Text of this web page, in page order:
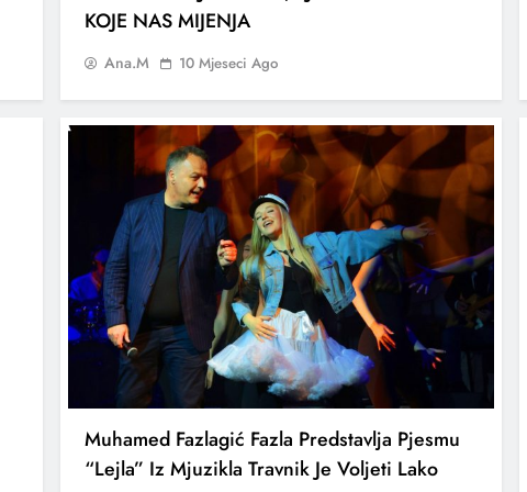
KOJE NAS MIJENJA
Ana.M 10 Mjeseci Ago
Muhamed Fazlagić Fazla Predstavlja Pjesmu
“Lejla” Iz Mjuzikla Travnik Je Voljeti Lako